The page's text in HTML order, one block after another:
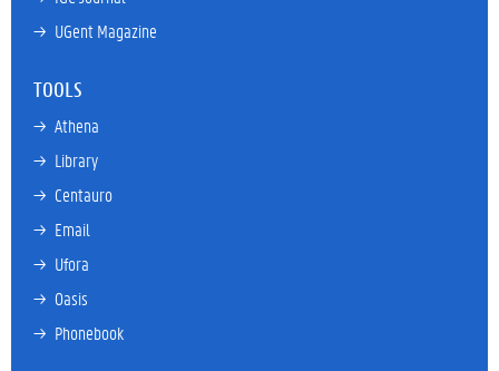
→ UGent Magazine
TOOLS
→ Athena
→ Library
→ Centauro
→ Email
→ Ufora
→ Oasis
→ Phonebook